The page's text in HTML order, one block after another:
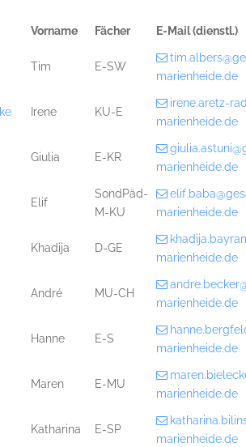
Vorname Fächer E-Mail (dienstl.)
Tim E-SW
marienheide.de
Irene KU-E
irene.aretz-
marienheide.de
Giulia E-KR
marienheide.de
Elif
SondPäd-
M-KU
marienheide.de
Khadija D-GE
marienheide.de
André MU-CH
marienheide.de
Hanne E-S
marienheide.de
Maren E-MU
marienheide.de
Katharina E-SP
marienheide.de